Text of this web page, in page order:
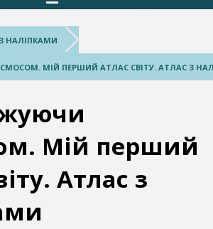
НАЛІПКАМИ
МІЙ ПЕРШИЙ АТЛАС СВІТУ. АТЛАС З
Мій перший
Атлас з